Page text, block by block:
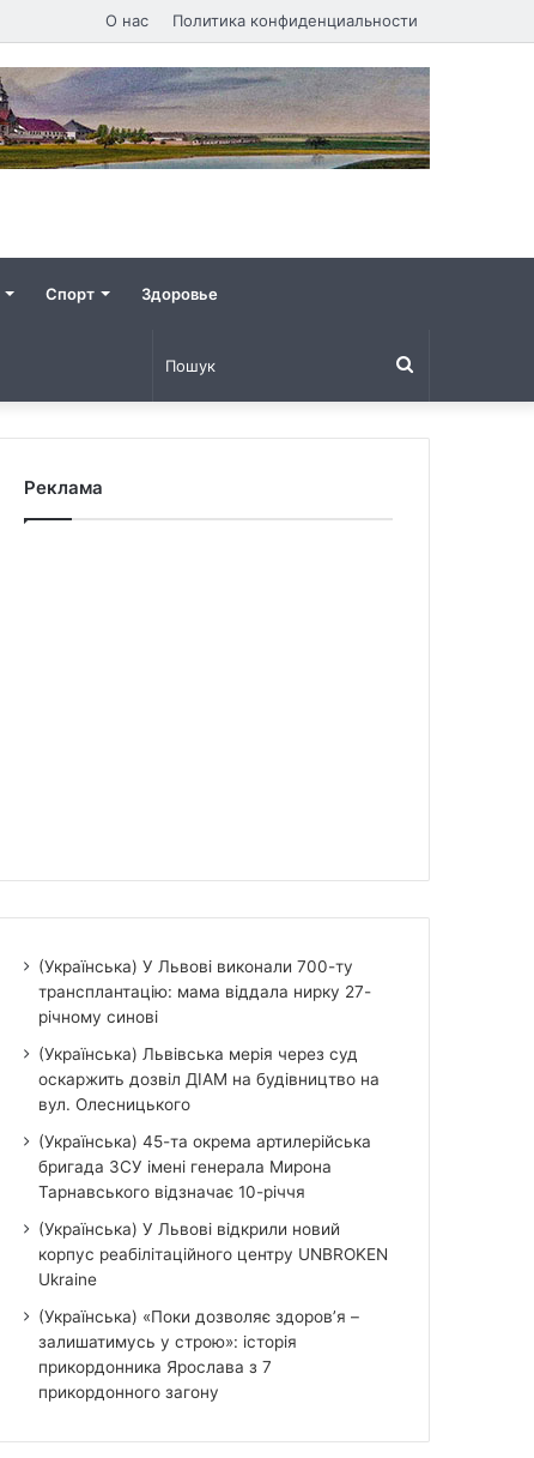
О нас Политика конфиденциальности
Спорт Здоровье
Реклама
(Українська) У Львові виконали 700-ту
трансплантацію: мама віддала нирку 27-
річному синові
(Українська) Львівська мерія через суд
оскаржить дозвіл ДІАМ на будівництво на
вул. Олесницького
(Українська) 45-та окрема артилерійська
бригада ЗСУ імені генерала Мирона
Тарнавського відзначає 10-річчя
(Українська) У Львові відкрили новий
корпус реабілітаційного центру UNBROKEN
Ukraine
(Українська) «Поки дозволяє здоров’я –
залишатимусь у строю»: історія
прикордонника Ярослава з 7
прикордонного загону